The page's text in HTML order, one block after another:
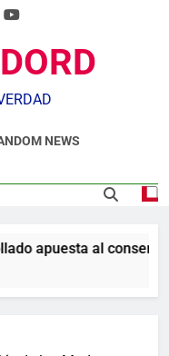
NEWS
apuesta al consenso